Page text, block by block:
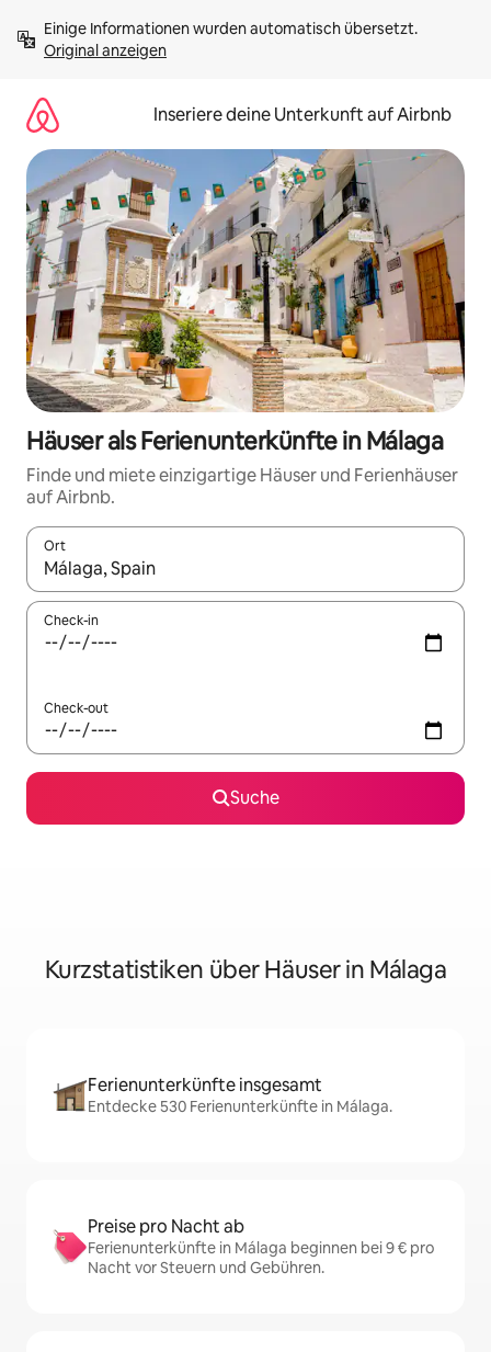
Inhalten
springenOriginal anzeigen
Inseriere deine Unterkunft auf Airbnb
Häuser als Ferienunterkünfte in Málaga
Finde und miete einzigartige Häuser und Ferienhäuser
auf Airbnb.
Ort
Wenn Ergebnisse verfügbar sind, navigiere mit den
Check-in
Check-out
Suche
Kurzstatistiken über Häuser in Málaga
Ferienunterkünfte insgesamt
Entdecke 530 Ferienunterkünfte in Málaga.
Preise pro Nacht ab
Ferienunterkünfte in Málaga beginnen bei 9 € pro
Nacht vor Steuern und Gebühren.